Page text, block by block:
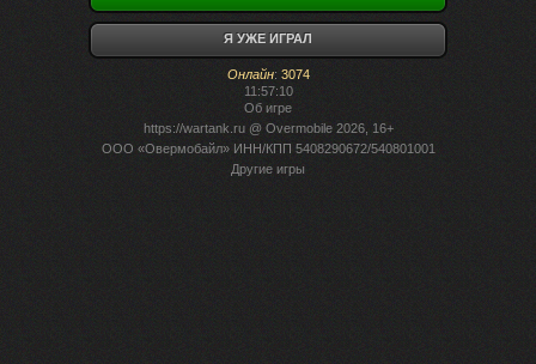
Я УЖЕ ИГРАЛ
Онлайн: 3074
11:57:10
Об игре
https://wartank.ru@ Overmobile 2026, 16+
ООО «Овермобайл» ИНН/КПП 5408290672/540801001
Другие игры